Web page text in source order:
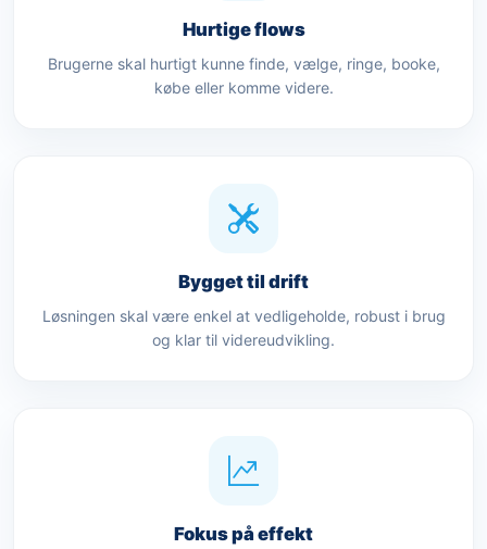
Hurtige flows
Brugerne skal hurtigt kunne finde, vælge, ringe, booke,
købe eller komme videre.
Bygget til drift
Løsningen skal være enkel at vedligeholde, robust i brug
og klar til videreudvikling.
Fokus på effekt